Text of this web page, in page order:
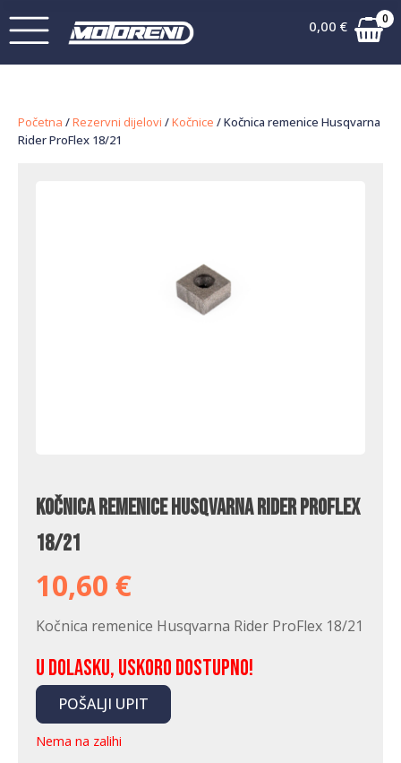
0,00 € 0
Početna /Rezervni dijelovi /Kočnice / Kočnica remenice Husqvarna
Rider ProFlex 18/21
Kočnica remenice Husqvarna Rider ProFlex
18/21
10,60 €
Kočnica remenice Husqvarna Rider ProFlex 18/21
U dolasku, uskoro dostupno!
POŠALJI UPIT
Nema na zalihi